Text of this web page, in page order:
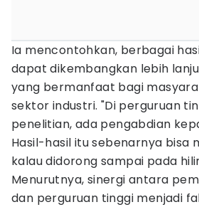
Ia mencontohkan, berbagai
dapat dikembangkan lebih
yang bermanfaat bagi
sektor industri. "Di perguruan
penelitian, ada pengabdian
Hasil-hasil itu sebenarnya bisa
kalau didorong sampai pada
Menurutnya, sinergi antara
dan perguruan tinggi menjadi